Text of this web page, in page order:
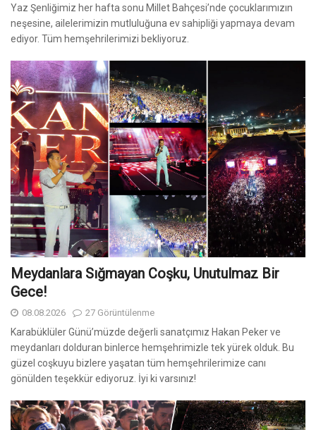
Yaz Şenliğimiz her hafta sonu Millet Bahçesi’nde çocuklarımızın
neşesine, ailelerimizin mutluluğuna ev sahipliği yapmaya devam
ediyor. Tüm hemşehrilerimizi bekliyoruz.
Meydanlara Sığmayan Coşku, Unutulmaz Bir
Gece!
08.08.2026 27 Görüntülenme
Karabüklüler Günü’müzde değerli sanatçımız Hakan Peker ve
meydanları dolduran binlerce hemşehrimizle tek yürek olduk. Bu
güzel coşkuyu bizlere yaşatan tüm hemşehrilerimize canı
gönülden teşekkür ediyoruz. İyi ki varsınız!